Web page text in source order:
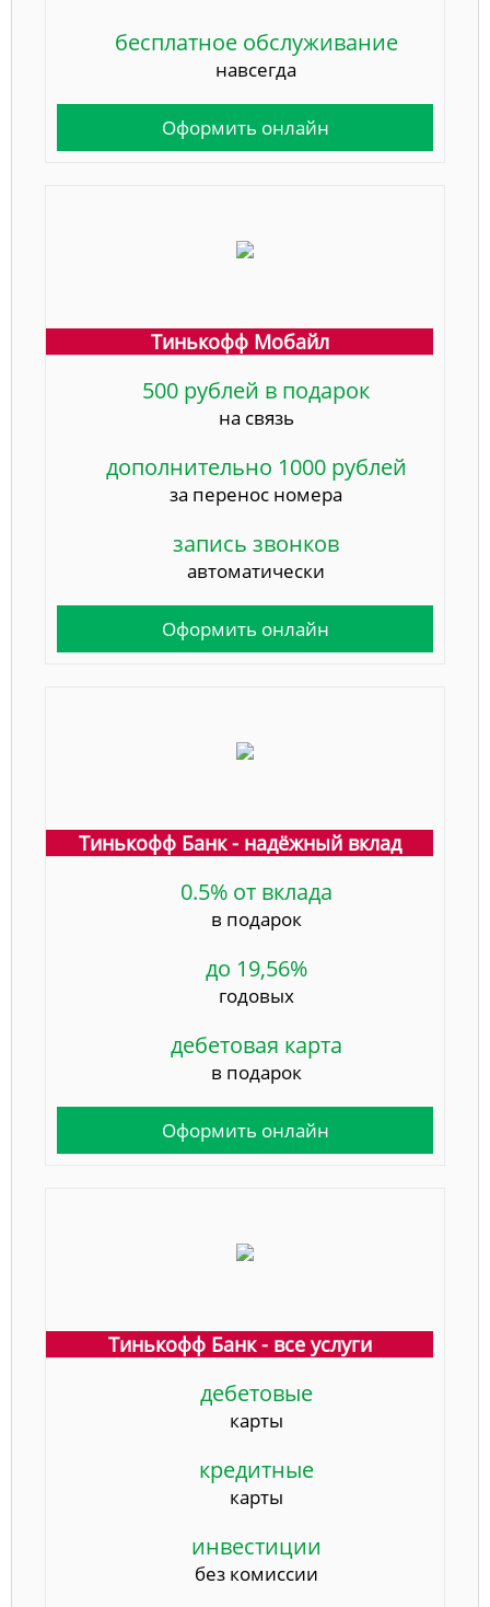
бесплатное обслуживание
навсегда
Оформить онлайн
Тинькофф Мобайл
500 рублей в подарок
на связь
дополнительно 1000 рублей
за перенос номера
запись звонков
автоматически
Оформить онлайн
Тинькофф Банк - надёжный вклад
0.5% от вклада
в подарок
до 19,56%
годовых
дебетовая карта
в подарок
Оформить онлайн
Тинькофф Банк - все услуги
дебетовые
карты
кредитные
карты
инвестиции
без комиссии